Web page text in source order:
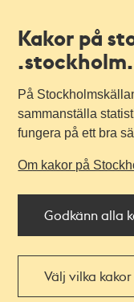
Kakor på
På
sammanställa
fungera på ett bra
Om kakor på
Godkänn alla
Välj vilka